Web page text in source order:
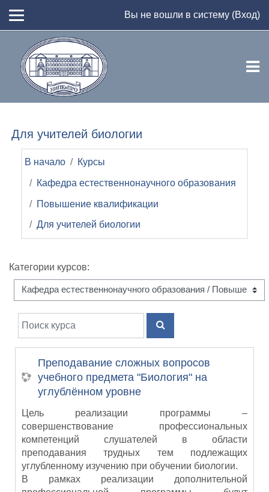
Вы не вошли в систему (Вход)
Для учителей биологии
В начало Курсы
Кафедра естественнонаучного образования
Повышение квалификации
Для учителей биологии
Категории курсов:
Поиск курса
ПОИСК КУРСА
Преподавание сложных вопросов
учебного предмета "Биология" на
углублённом уровне
Цель реализации программы –
совершенствование профессиональных
компетенций слушателей в области
преподавания трудных тем подлежащих
углубленному изучению при обучении биологии.
В рамках реализации дополнительной